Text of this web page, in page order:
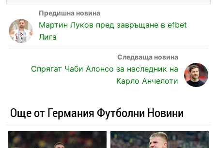
Мартин Луков пред завръщане в efbet
Лига
Спрягат Чаби Алонсо за наследник на
Карло Анчелоти
Още от Германия Футболни Новини